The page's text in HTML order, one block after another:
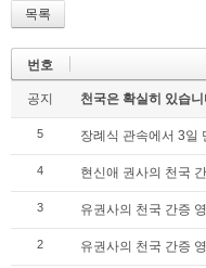
목록
번호
공지 천국은 확실히 있습
5 장례식 관속에서 3일
4 현신애 권사의 천국
3 유권사의 천국 간증
2 유권사의 천국 간증